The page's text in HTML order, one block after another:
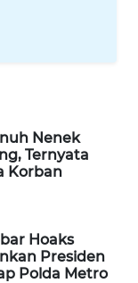
Nenek
Ternyata
Korban
Hoaks
Presiden
Polda Metro